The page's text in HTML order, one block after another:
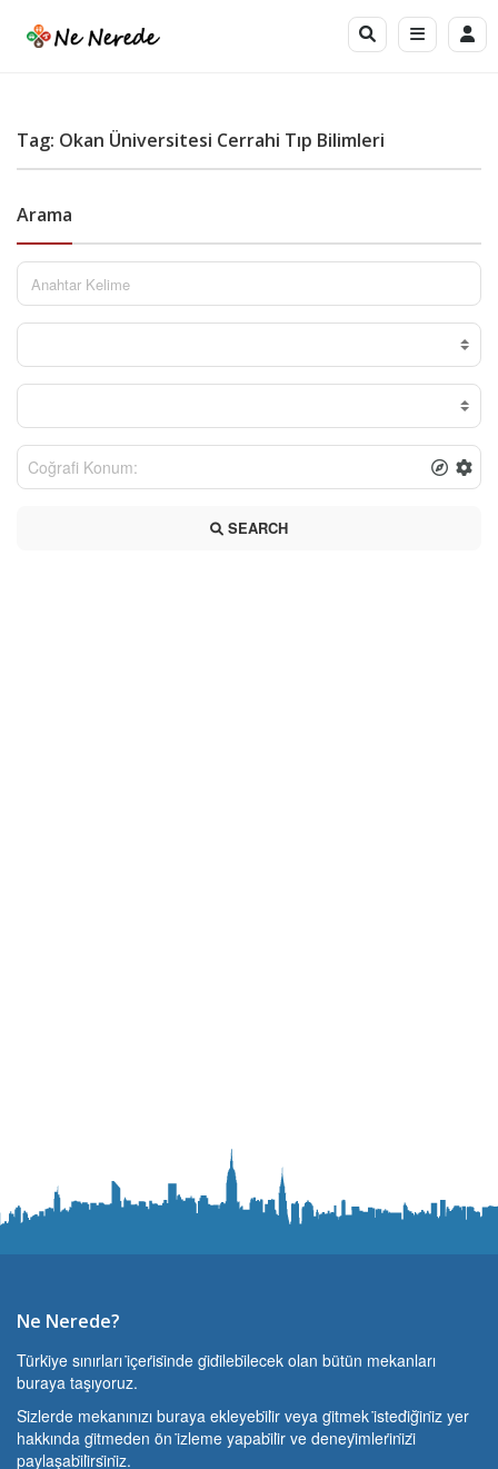
Tag: Okan Üniversitesi Cerrahi Tıp Bilimleri
Arama
SEARCH
Ne Nerede?
Türki̇ye sınırları i̇çeri̇si̇nde gi̇di̇lebi̇lecek olan bütün mekanları
buraya taşıyoruz.
Si̇zlerde mekanınızı buraya ekleyebi̇li̇r veya gi̇tmek i̇stedi̇ği̇ni̇z yer
hakkında gi̇tmeden ön i̇zleme yapabi̇li̇r ve deneyi̇mleri̇ni̇zi̇
paylaşabi̇li̇rsi̇ni̇z.